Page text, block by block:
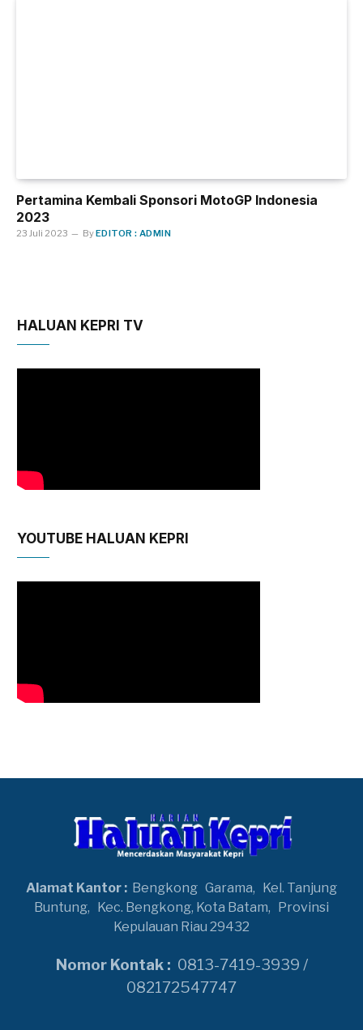
Pertamina Kembali Sponsori MotoGP Indonesia
2023
23 Juli 2023 ByEDITOR : ADMIN
HALUAN KEPRI TV
YOUTUBE HALUAN KEPRI
Alamat Kantor : Bengkong Garama, Kel. Tanjung
Buntung, Kec. Bengkong, Kota Batam, Provinsi
Kepulauan Riau 29432
Nomor Kontak : 0813-7419-3939 /
082172547747